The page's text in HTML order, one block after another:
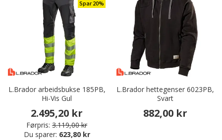
Spar 20%
L.Brador arbeidsbukse 185PB,
Hi-Vis Gul
2.495,20 kr
Førpris: 3.119,00 kr
Du sparer: 623,80 kr
L.Brador hettegenser 6023PB,
Svart
882,00 kr